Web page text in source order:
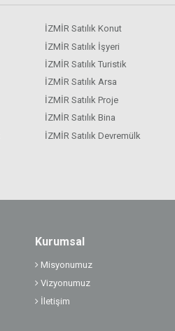
İZMİR Satılık Konut
İZMİR Satılık İşyeri
İZMİR Satılık Turistik
İZMİR Satılık Arsa
İZMİR Satılık Proje
İZMİR Satılık Bina
İZMİR Satılık Devremülk
Kurumsal
Misyonumuz
Vizyonumuz
İletişim